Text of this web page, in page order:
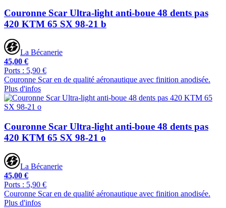
Couronne Scar Ultra-light anti-boue 48 dents pas
420 KTM 65 SX 98-21 b
La Bécanerie
45,00 €
Ports : 5,90 €
Couronne Scar en de qualité aéronautique avec finition anodisée.
Plus d'infos
Couronne Scar Ultra-light anti-boue 48 dents pas
420 KTM 65 SX 98-21 o
La Bécanerie
45,00 €
Ports : 5,90 €
Couronne Scar en de qualité aéronautique avec finition anodisée.
Plus d'infos